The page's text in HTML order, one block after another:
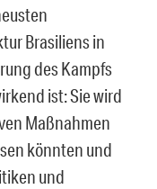
Brasiliens in
des Kampfs
ist: Sie wird
Maßnahmen
könnten und
und